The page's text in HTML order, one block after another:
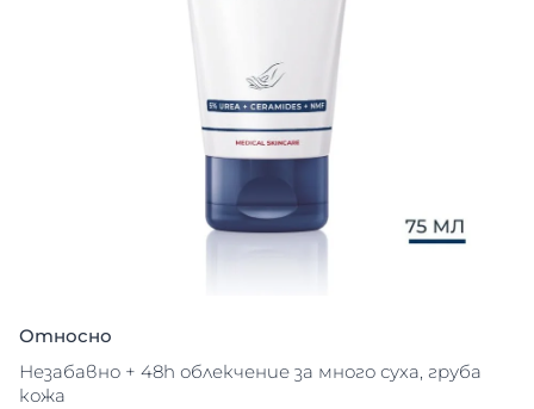
Относно
Незабавно + 48h облекчение за много суха, груба
кожа